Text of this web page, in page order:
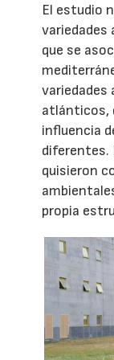
El estudio
que se
variedades
atlánticos,
influencia
diferentes.
quisieron
propia